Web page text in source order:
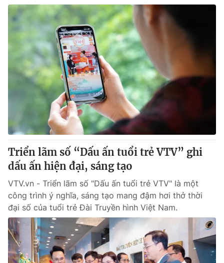
Triển lãm số “Dấu ấn tuổi trẻ VTV” ghi
dấu ấn hiện đại, sáng tạo
VTV.vn - Triển lãm số "Dấu ấn tuổi trẻ VTV" là một
công trình ý nghĩa, sáng tạo mang đậm hơi thở thời
đại số của tuổi trẻ Đài Truyền hình Việt Nam.